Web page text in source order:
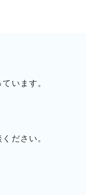
います。
ださい。